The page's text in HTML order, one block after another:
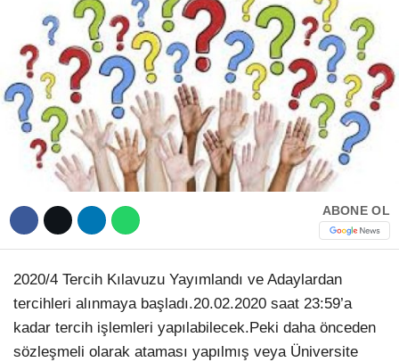
Hattı
Facebook
Instagram
TikTok
Dribbble
TERCİH ROBOTU
ABONE OL
2020/4 Tercih Kılavuzu Yayımlandı ve Adaylardan
tercihleri alınmaya başladı.20.02.2020 saat 23:59’a
kadar tercih işlemleri yapılabilecek.Peki daha önceden
sözleşmeli olarak ataması yapılmış veya Üniversite